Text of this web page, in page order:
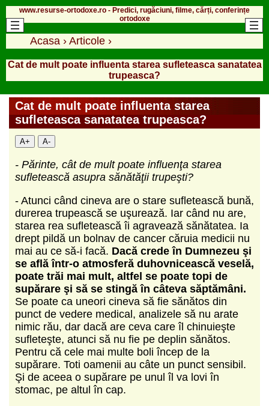
www.resurse-ortodoxe.ro - Predici, rugăciuni, filme, cărți, conferințe
ortodoxe
Acasa › Articole ›
Cat de mult poate influenta starea sufleteasca sanatatea
trupeasca?
Cat de mult poate influenta starea
sufleteasca sanatatea trupeasca?
A+ A-
- Părinte, cât de mult poate influenţa starea
sufletească asupra sănătăţii trupeşti?
- Atunci când cineva are o stare sufletească bună,
durerea trupească se uşurează. Iar când nu are,
starea rea sufletească îi agravează sănătatea. Ia
drept pildă un bolnav de cancer căruia medicii nu
mai au ce să-i facă. Dacă crede în Dumnezeu şi
se află într-o atmosferă duhovnicească veselă,
poate trăi mai mult, altfel se poate topi de
supărare şi să se stingă în câteva săptămâni.
Se poate ca uneori cineva să fie sănătos din
punct de vedere medical, analizele să nu arate
nimic rău, dar dacă are ceva care îl chinuieşte
sufleteşte, atunci să nu fie pe deplin sănătos.
Pentru că cele mai multe boli încep de la
supărare. Toti oamenii au câte un punct sensibil.
Şi de aceea o supărare pe unul îl va lovi în
stomac, pe altul în cap.